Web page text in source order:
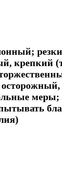
крепкий
меры;